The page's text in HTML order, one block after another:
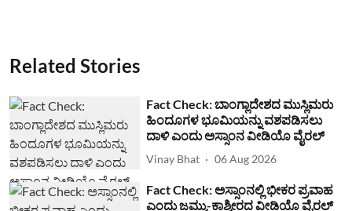
Related Stories
Fact Check: ಬಾಂಗ್ಲಾದೇಶದ ಮುಸ್ಲಿಮರು
ಹಿಂದೂಗಳ ಭೂಮಿಯನ್ನು ವಶಪಡಿಸಲು
ದಾಳಿ ಎಂದು ಅಸ್ಸಾಂನ ವೀಡಿಯೊ ವೈರಲ್
Vinay Bhat 06 Aug 2026
Fact Check: ಅಸ್ಸಾಂನಲ್ಲಿ ಭೀಕರ ಪ್ರವಾಹ
ಎಂದು ಜಮ್ಮು-ಕಾಶ್ಮೀರದ ವೀಡಿಯೊ ವೈರಲ್